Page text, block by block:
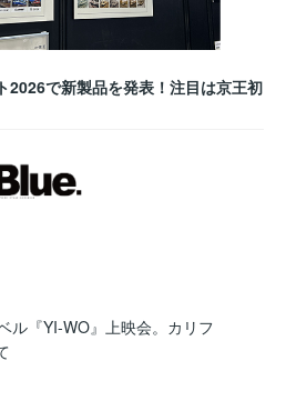
2026で新製品を発表！注目は京王初